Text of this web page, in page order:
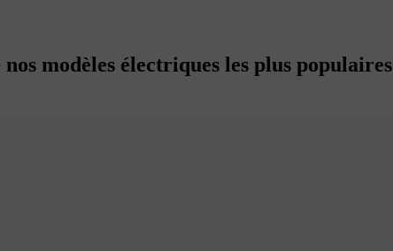
modèles électriques les plus populaires